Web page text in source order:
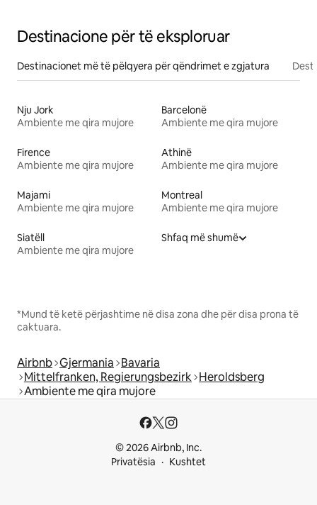
Destinacione për të eksploruar
Destinacionet më të pëlqyera për qëndrimet e zgjatura
Nju Jork
Ambiente me qira mujore
Barcelonë
Ambiente me qira mujore
Firence
Ambiente me qira mujore
Athinë
Ambiente me qira mujore
Majami
Ambiente me qira mujore
Montreal
Ambiente me qira mujore
Siatëll
Ambiente me qira mujore
Shfaq më shumë
*Mund të ketë përjashtime në disa zona dhe për disa prona të
caktuara.
Airbnb Gjermania Bavaria
Mittelfranken, Regierungsbezirk Heroldsberg
Ambiente me qira mujore
© 2026 Airbnb, Inc.
Privatësia
Kushtet